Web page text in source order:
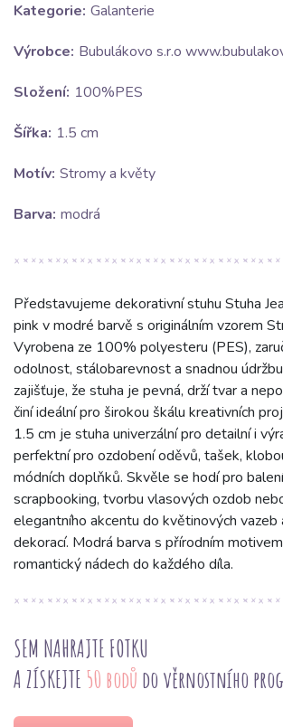
Kategorie: Galanterie
Výrobce: Bubulákovo s.r.o
Složení: 100%PES
Šířka: 1.5 cm
Motív: Stromy a květy
Barva: modrá
Představujeme dekorativní stuhu Stuha
pink v modré barvě s originálním vzorem
Vyrobena ze 100% polyesteru (PES),
odolnost, stálobarevnost a snadnou
zajišťuje, že stuha je pevná, drží tvar a
činí ideální pro širokou škálu kreativních
1.5 cm je stuha univerzální pro detailní i
perfektní pro ozdobení oděvů, tašek,
módních doplňků. Skvěle se hodí pro
scrapbooking, tvorbu vlasových ozdob
elegantního akcentu do květinových vazeb
dekorací. Modrá barva s přírodním
romantický nádech do každého díla.
SEM NAHRAJTE FOTKU
A ZÍSKEJTE 50 bodů do věrnostního